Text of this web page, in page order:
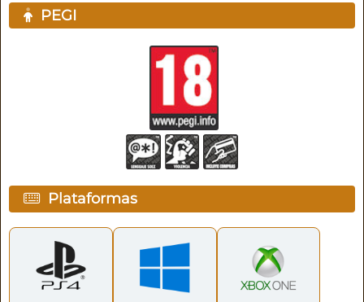
PEGI
Plataformas